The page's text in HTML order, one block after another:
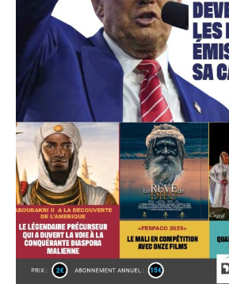
Accès gratuit
Gratuit /accès limité
Quelques articles
Annonces
Tous les articles
Le magazine
CHOISIR LE FORFAIT